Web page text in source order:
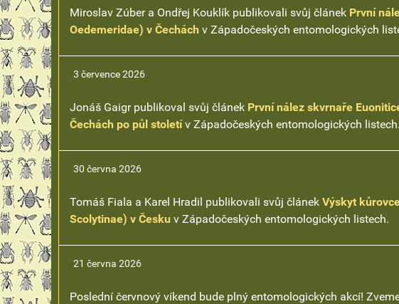
Miroslav Zúber a Ondřej Kouklík publikovali svůj článek První
Oedemeridae) v Čechách v Západočeských entomologických
3 července 2026
Jonáš Gaigr publikoval svůj článek První nález skvrnaře
Čechách po půl stoletív Západočeských entomologických listech.
30 června 2026
Tomáš Fiala a Karel Hradil publikovali svůj článek Výskyt
Scolytinae) v Česku v Západočeských entomologických listech.
21 června 2026
Poslední červnový víkend bude plný entomologických akcí!